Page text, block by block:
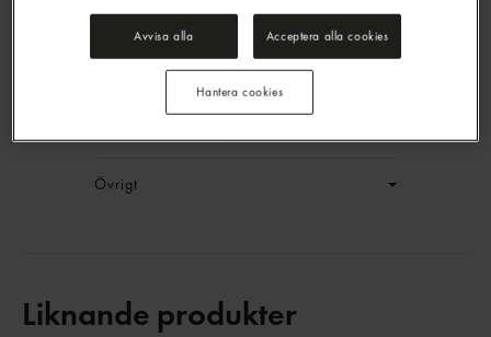
LOGGA IN
Övrigt
Liknande produkter
Avvisa alla Acceptera alla cookies
Hantera cookies